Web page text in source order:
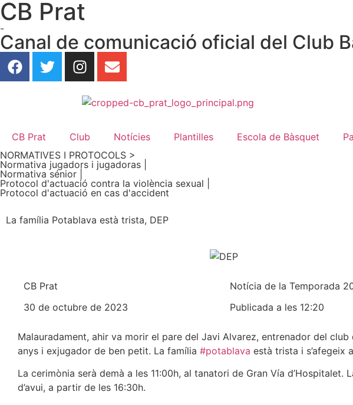
CB Prat
-
Canal de comunicació oficial del Club
CB Prat Club Notícies Plantilles Escola de Bàsquet
NORMATIVES I PROTOCOLS >
Normativa jugadors i jugadoras |
Normativa sénior |
Protocol d'actuació contra la violència sexual |
Protocol d'actuació en cas d'accident
La família Potablava està trista, DEP
CB Prat
30 de octubre de 2023
Notícia de la Temporada
Publicada a les 12:20
Malauradament, ahir va morir el pare del Javi Alvarez, entrenador del club
anys i exjugador de ben petit. La família #potablava està trista i s’afegeix
La cerimònia serà demà a les 11:00h, al tanatori de Gran Vía d’Hospitalet.
d’avui, a partir de les 16:30h.